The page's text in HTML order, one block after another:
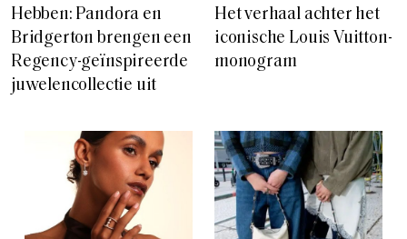
Hebben: Pandora en
Bridgerton brengen een
Regency-geïnspireerde
juwelencollectie uit
Het verhaal achter het
iconische Louis Vuitton-
monogram